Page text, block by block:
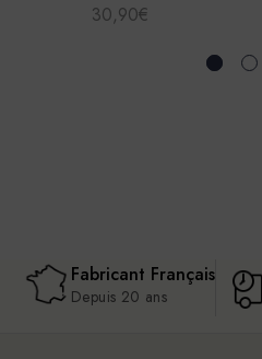
30,90€
Fabricant Français
Depuis 20 ans